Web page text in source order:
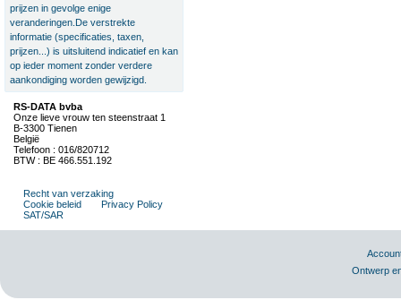
prijzen in gevolge enige
veranderingen.De verstrekte
informatie (specificaties, taxen,
prijzen...) is uitsluitend indicatief en kan
op ieder moment zonder verdere
aankondiging worden gewijzigd.
RS-DATA bvba
Onze lieve vrouw ten steenstraat 1
B-3300 Tienen
België
Telefoon : 016/820712
BTW : BE 466.551.192
Recht van verzaking
Cookie beleid
Privacy Policy
SAT/SAR
Ontwerp